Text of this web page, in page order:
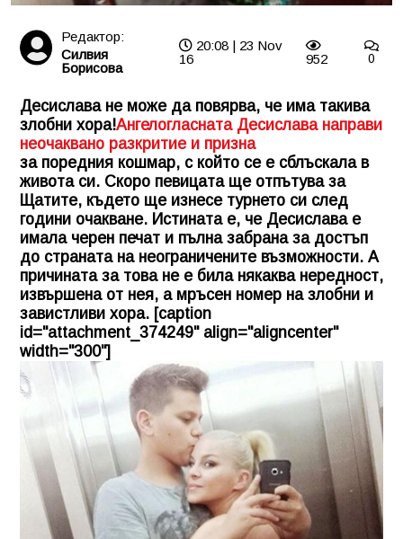
Редактор:
Силвия
Борисова
20:08 | 23 Nov
16
952 0
Десислава не може да повярва, че има такива
злобни хора!Ангелогласната Десислава направи
неочаквано разкритие и призна
за поредния кошмар, с който се е сблъскала в
живота си. Скоро певицата ще отпътува за
Щатите, където ще изнесе турнето си след
години очакване. Истината е, че Десислава е
имала черен печат и пълна забрана за достъп
до страната на неограничените възможности. А
причината за това не е била някаква нередност,
извършена от нея, а мръсен номер на злобни и
завистливи хора. [caption
id="attachment_374249" align="aligncenter"
width="300"]